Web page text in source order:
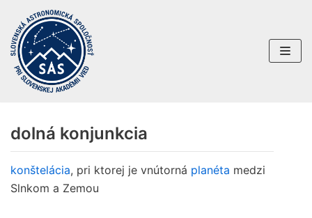
Preskočiť
na
obsah
dolná konjunkcia
konštelácia, pri ktorej je vnútorná planéta medzi
Slnkom a Zemou